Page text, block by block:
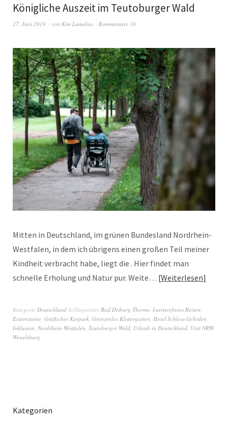
Königliche Auszeit im Teutoburger Wald
27. Juni 2019 von Kim Lumelius Kommentare 10
Mitten in Deutschland, im grünen Bundesland Nordrhein-
Westfalen, in dem ich übrigens einen großen Teil meiner
Kindheit verbracht habe, liegt die . Hier findet man
schnelle Erholung und Natur pur. Weite… Weiterlesen
Kategorie Deutschland SchlagwörterBad Driburg Therme, barrierefreies Reisen,
Externsteine, Gräflicher Kurpark, Grenzenlos Klettergarten, Hotel Schloss Gehrden,
Inklusion, Nordrhein-Westfalen, Teutoburger Wald, Urlaub in Deutschland, Visit NRW,
Wewelsburg
Kategorien